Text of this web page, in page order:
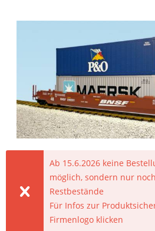
Ab 15.6.2026 keine
möglich, sondern nur
Restbestände
Für Infos zur
Firmenlogo klicken